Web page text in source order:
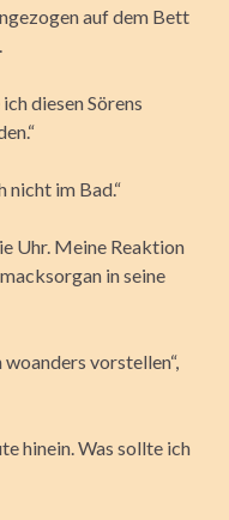
auf dem Bett
diesen Sörens
nicht im Bad.“
Uhr. Meine Reaktion
in seine
vorstellen“,
hinein. Was sollte ich